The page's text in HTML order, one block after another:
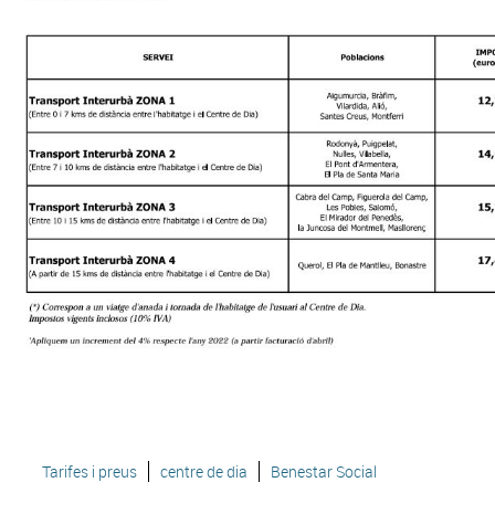
Tarifes i preus centre de dia Benestar Social